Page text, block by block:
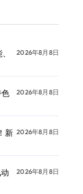
2026年8月8日
2026年8月8日
新 2026年8月8日
2026年8月8日